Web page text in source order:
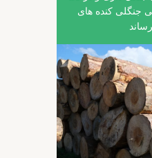
جنگلی کنده های